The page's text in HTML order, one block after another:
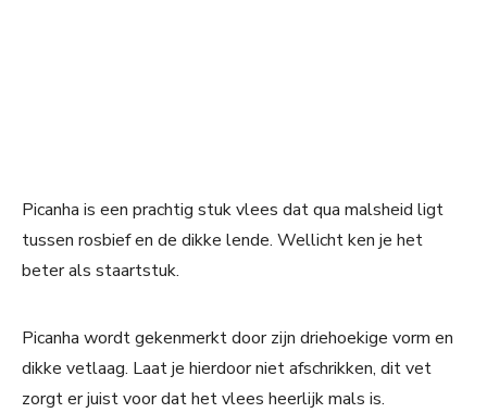
Picanha is een prachtig stuk vlees dat qua malsheid ligt
tussen rosbief en de dikke lende. Wellicht ken je het
beter als staartstuk.
Picanha wordt gekenmerkt door zijn driehoekige vorm en
dikke vetlaag. Laat je hierdoor niet afschrikken, dit vet
zorgt er juist voor dat het vlees heerlijk mals is.